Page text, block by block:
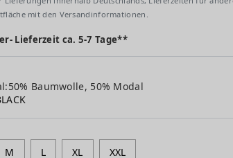
mit den Versandinformationen.
Lieferzeit ca. 5-7 Tage**
Baumwolle, 50% Modal
M L XL XXL